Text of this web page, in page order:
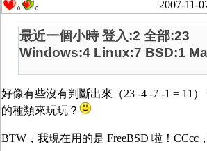
0 0 2007-11-
最近一個小時 登入:2 全部:23
Windows:4 Linux:7 BSD:1
好像有些沒有判斷出來（23 -4 -7 -1 = 11
的種類來玩玩？
BTW，我現在用的是 FreeBSD 啦！CCcc